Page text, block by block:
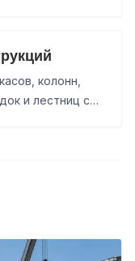
колонн,
и лестниц с